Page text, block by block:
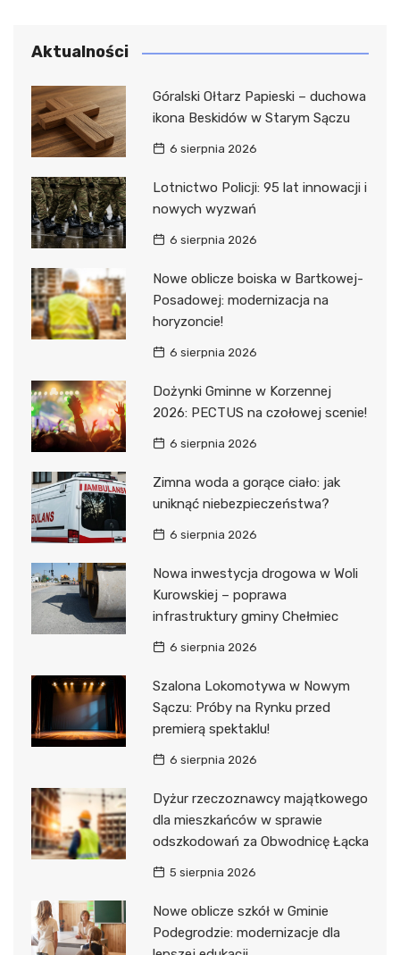
Aktualności
Góralski Ołtarz Papieski – duchowa
ikona Beskidów w Starym Sączu
6 sierpnia 2026
Lotnictwo Policji: 95 lat innowacji i
nowych wyzwań
6 sierpnia 2026
Nowe oblicze boiska w Bartkowej-
Posadowej: modernizacja na
horyzoncie!
6 sierpnia 2026
Dożynki Gminne w Korzennej
2026: PECTUS na czołowej scenie!
6 sierpnia 2026
Zimna woda a gorące ciało: jak
uniknąć niebezpieczeństwa?
6 sierpnia 2026
Nowa inwestycja drogowa w Woli
Kurowskiej – poprawa
infrastruktury gminy Chełmiec
6 sierpnia 2026
Szalona Lokomotywa w Nowym
Sączu: Próby na Rynku przed
premierą spektaklu!
6 sierpnia 2026
Dyżur rzeczoznawcy majątkowego
dla mieszkańców w sprawie
odszkodowań za Obwodnicę Łącka
5 sierpnia 2026
Nowe oblicze szkół w Gminie
Podegrodzie: modernizacje dla